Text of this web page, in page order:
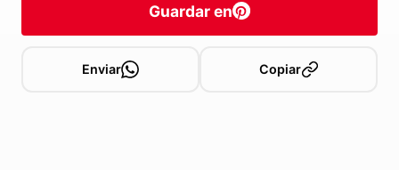
Guardar en
Enviar Copiar